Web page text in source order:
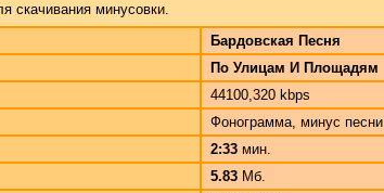
скачивания минусовки.
Бардовская Песня
По Улицам И Площадям
44100,320 kbps
Фонограмма, минус песни
2:33 мин.
5.83 Мб.